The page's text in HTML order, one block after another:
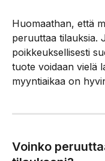
Huomaathan, että
peruuttaa tilauksia.
poikkeuksellisesti
tuote voidaan vielä
myyntiaikaa on
Voinko